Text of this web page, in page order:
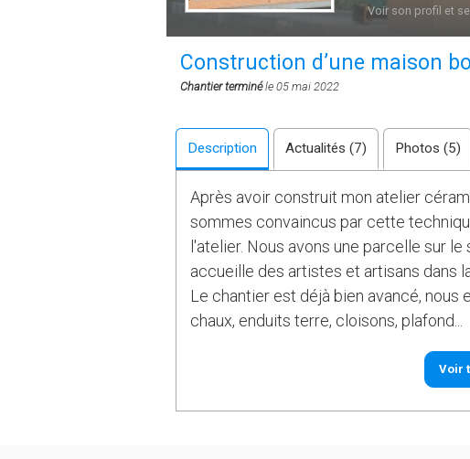
Voir son profil et
Construction d’une maison
Chantier terminéle 05 mai 2022
Description Actualités (7) Photos (5)
Après avoir construit mon atelier
sommes convaincus par cette
l'atelier. Nous avons une parcelle sur
accueille des artistes et artisans dans
Le chantier est déjà bien avancé, nous
chaux, enduits terre, cloisons, plafond...
Voir